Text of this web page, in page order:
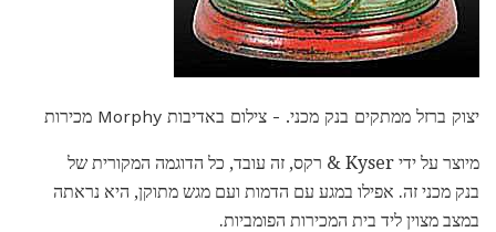
יצוק ברזל ממתקים בנק מכני. - צילום באדיבות Morphy מכירות
מיוצר על ידי Kyser & רקס, זה עובד, כל הדוגמה המקורית של
בנק מכני זה. אפילו במגע עם הדמות ועם מגש מתוקן, היא נראתה
במצב מצוין ליד בית המכירות הפומביות.